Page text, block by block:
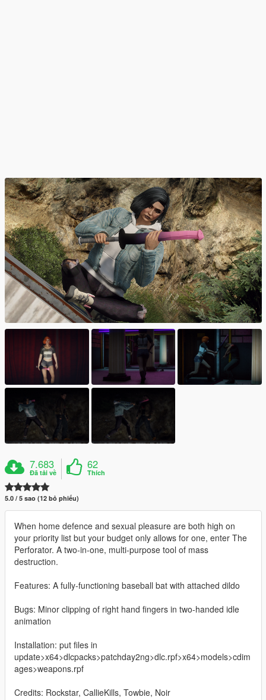
7.683
Đã tải về
62
Thích
5.0 / 5 sao (12 bỏ phiếu)
When home defence and sexual pleasure are both high on
your priority list but your budget only allows for one, enter The
Perforator. A two-in-one, multi-purpose tool of mass
destruction.
Features: A fully-functioning baseball bat with attached dildo
Bugs: Minor clipping of right hand fingers in two-handed idle
animation
Installation: put files in
update>x64>dlcpacks>patchday2ng>dlc.rpf>x64>models>cdim
ages>weapons.rpf
Credits: Rockstar, CallieKills, Towbie, Noir